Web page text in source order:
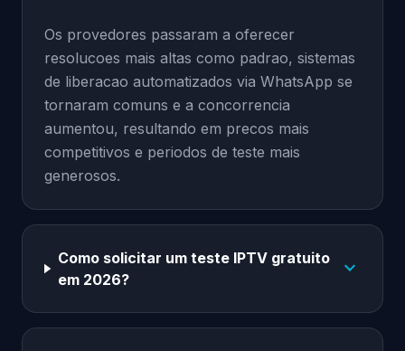
Os provedores passaram a oferecer
resolucoes mais altas como padrao, sistemas
de liberacao automatizados via WhatsApp se
tornaram comuns e a concorrencia
aumentou, resultando em precos mais
competitivos e periodos de teste mais
generosos.
Como solicitar um teste IPTV gratuito
em 2026?
expand_more